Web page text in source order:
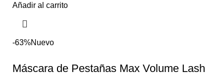
Añadir al carrito
-63%Nuevo
Máscara de Pestañas Max Volume Lash